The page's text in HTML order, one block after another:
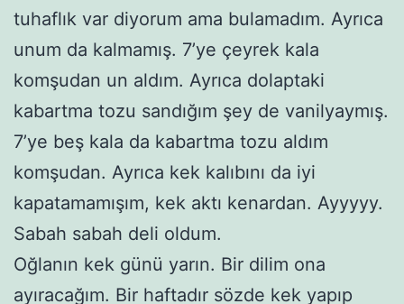
tuhaflık var diyorum ama bulamadım. Ayrıca
unum da kalmamış. 7’ye çeyrek kala
komşudan un aldım. Ayrıca dolaptaki
kabartma tozu sandığım şey de vanilyaymış.
7’ye beş kala da kabartma tozu aldım
komşudan. Ayrıca kek kalıbını da iyi
kapatamamışım, kek aktı kenardan. Ayyyyy.
Sabah sabah deli oldum.
Oğlanın kek günü yarın. Bir dilim ona
ayıracağım. Bir haftadır sözde kek yapıp